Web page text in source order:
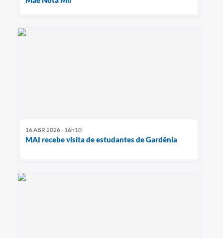
16 ABR 2026 - 16h10
MAI recebe visita de estudantes de Gardênia